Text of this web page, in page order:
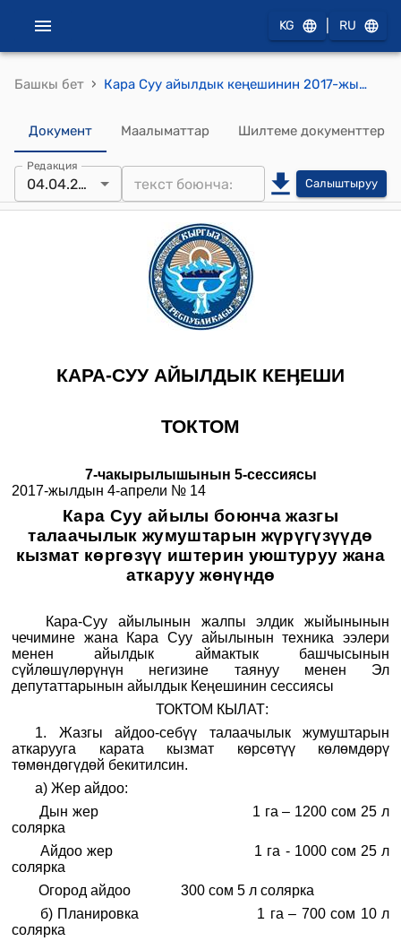
KG RU
Башкы бет › Кара Суу айылдык кеңешинин 2017-жылдын 4-апрелиндеги № 14 “Кара Суу айылы боюнча жазгы талаачылык жумуштарын жүрүгүзүүдө кызмат көргөзүү иштерин уюштуруу жана аткаруу жөнүндө” токтому
Документ Маалыматтар Шилтеме документтер
Редакция
04.04.2017 Салыштыруу